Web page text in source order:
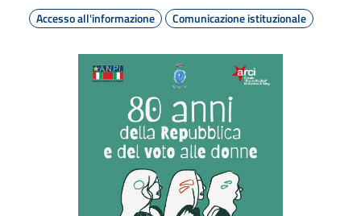
Accesso all'informazione
Comunicazione istituzionale